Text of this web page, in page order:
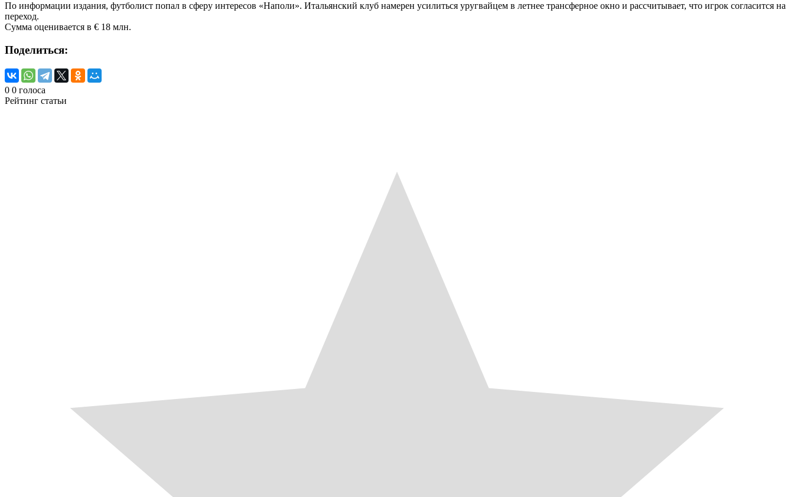
По информации издания, футболист попал в сферу интересов «Наполи». Итальянский клуб намерен усилиться уругвайцем в летнее трансферное окно и рассчитывает, что игрок согласится на
переход.
Сумма оценивается в € 18 млн.
Поделиться:
0 0 голоса
Рейтинг статьи